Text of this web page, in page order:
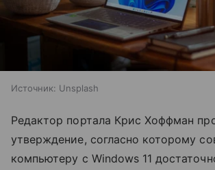
Источник: Unsplash
Редактор портала Крис Хоффман
утверждение, согласно которому
компьютеру с Windows 11